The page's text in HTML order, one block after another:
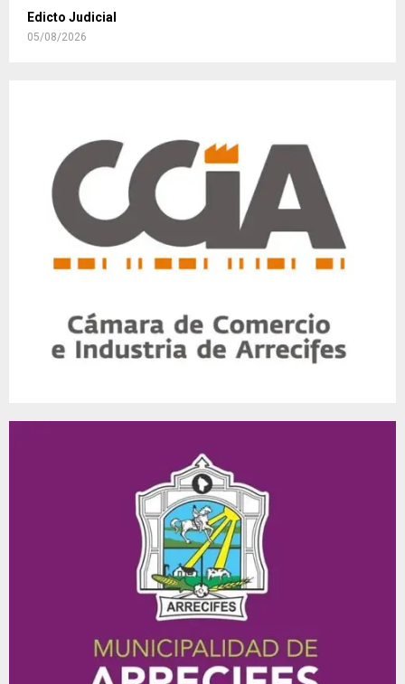
Edicto Judicial
05/08/2026